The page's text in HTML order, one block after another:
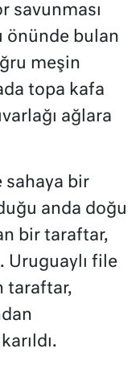
savunması
önünde bulan
meşin
topa kafa
ağlara
sahaya bir
anda doğu
bir taraftar,
Uruguaylı file
taraftar,